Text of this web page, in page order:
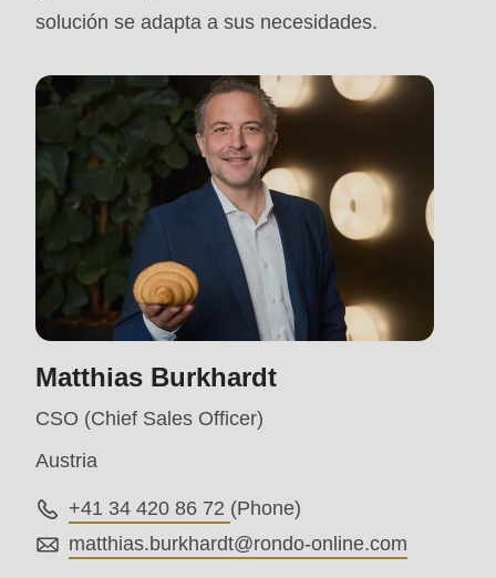
Deprecated
mb_substr():
Passing
null
parameter
($string)
of
type
string
is
in
Drupal\rondo_contact\ContactService-
solución se adapta a sus necesidades.
Matthias Burkhardt
CSO (Chief Sales Officer)
Austria
+41 34 420 86 72 (Phone)
matthias.burkhardt@rondo-online.com